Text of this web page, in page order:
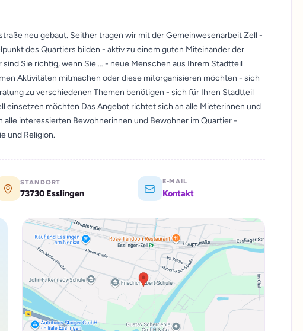
neu gebaut. Seither tragen wir mit der Gemeinwesenarbeit Zell -
des Quartiers bilden - aktiv zu einem guten Miteinander der
Sie richtig, wenn Sie … - neue Menschen aus Ihrem Stadtteil
Aktivitäten mitmachen oder diese mitorganisieren möchten - sich
zu verschiedenen Themen benötigen - sich für Ihren Stadtteil
einsetzen möchten Das Angebot richtet sich an alle Mieterinnen und
alle interessierten Bewohnerinnen und Bewohner im Quartier -
und Religion.
STANDORT
73730 Esslingen
E-MAIL
Kontakt